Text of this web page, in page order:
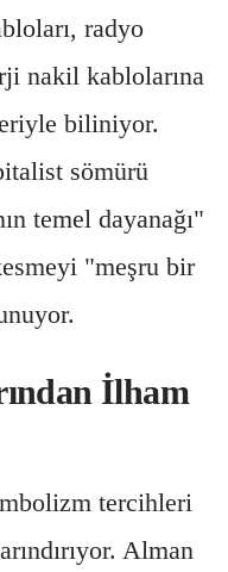
radyo
nakil kablolarına
biliniyor.
sömürü
temel dayanağı"
"meşru bir
İlham
tercihleri
Alman